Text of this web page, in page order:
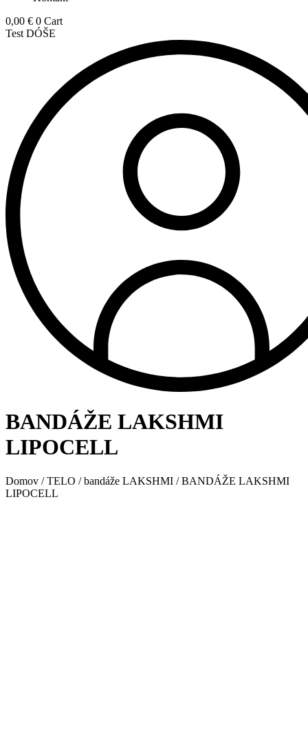
0,00 € 0 Cart
Test DÓŠE
BANDÁŽE LAKSHMI
LIPOCELL
Domov /TELO /bandáže LAKSHMI / BANDÁŽE LAKSHMI
LIPOCELL